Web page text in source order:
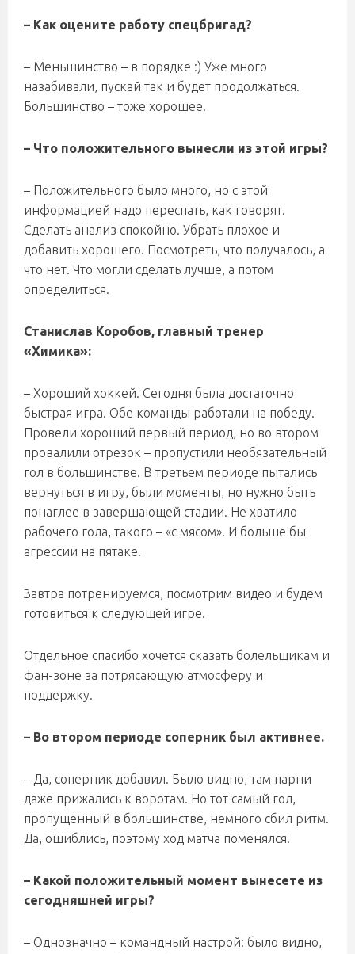
– Как оцените работу спецбригад?
– Меньшинство – в порядке :) Уже много
назабивали, пускай так и будет продолжаться.
Большинство – тоже хорошее.
– Что положительного вынесли из этой игры?
– Положительного было много, но с этой
информацией надо переспать, как говорят.
Сделать анализ спокойно. Убрать плохое и
добавить хорошего. Посмотреть, что получалось, а
что нет. Что могли сделать лучше, а потом
определиться.
Станислав Коробов, главный тренер
«Химика»:
– Хороший хоккей. Сегодня была достаточно
быстрая игра. Обе команды работали на победу.
Провели хороший первый период, но во втором
провалили отрезок – пропустили необязательный
гол в большинстве. В третьем периоде пытались
вернуться в игру, были моменты, но нужно быть
понаглее в завершающей стадии. Не хватило
рабочего гола, такого – «с мясом». И больше бы
агрессии на пятаке.
Завтра потренируемся, посмотрим видео и будем
готовиться к следующей игре.
Отдельное спасибо хочется сказать болельщикам и
фан-зоне за потрясающую атмосферу и
поддержку.
– Во втором периоде соперник был активнее.
– Да, соперник добавил. Было видно, там парни
даже прижались к воротам. Но тот самый гол,
пропущенный в большинстве, немного сбил ритм.
Да, ошиблись, поэтому ход матча поменялся.
– Какой положительный момент вынесете из
сегодняшней игры?
– Однозначно – командный настрой: было видно,